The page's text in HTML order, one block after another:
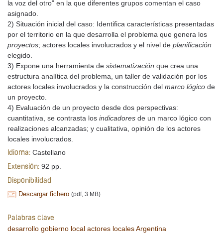
la voz del otro” en la que diferentes grupos comentan el caso
asignado.
2) Situación inicial del caso: Identifica características presentadas
por el territorio en la que desarrolla el problema que genera los
proyectos; actores locales involucrados y el nivel de planificación
elegido.
3) Expone una herramienta de sistematización que crea una
estructura analítica del problema, un taller de validación por los
actores locales involucrados y la construcción del marco lógico de
un proyecto.
4) Evaluación de un proyecto desde dos perspectivas:
cuantitativa, se contrasta los indicadores de un marco lógico con
realizaciones alcanzadas; y cualitativa, opinión de los actores
locales involucrados.
Idioma: Castellano
Extensión: 92 pp.
Disponibilidad
Descargar fichero (pdf, 3 MB)
Palabras clave
desarrollo gobierno local actores localesArgentina